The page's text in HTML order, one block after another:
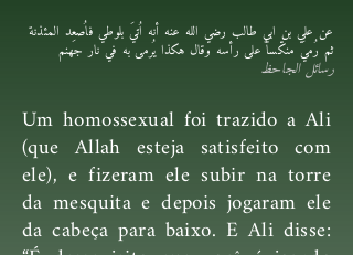
عن علي بن ابي طالب رضي الله عنه أنه اُتيَ بلوطي فاُصعِد المئذنة
ثم رُميَ منكّساً على رأسه وقال هكذا يُرمى به في نار جهنم
رسائل الجاحظ
Um homossexual foi trazido a Ali
(que Allah esteja satisfeito com
ele), e fizeram ele subir na torre
da mesquita e depois jogaram ele
da cabeça para baixo. E Ali disse: